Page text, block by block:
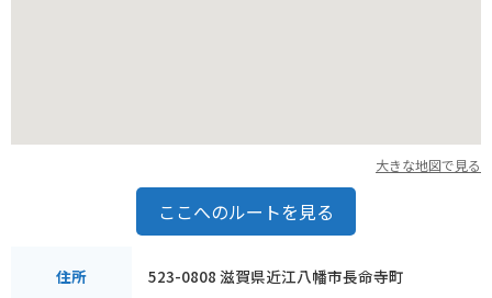
大きな地図で見る
ここへのルートを見る
住所 523-0808 滋賀県近江八幡市長命寺町